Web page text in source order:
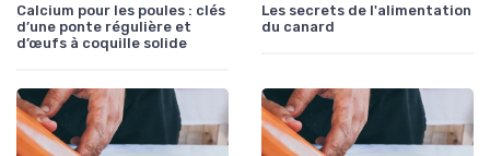
Calcium pour les poules : clés
d’une ponte régulière et
d’œufs à coquille solide
Les secrets de l'alimentation
du canard